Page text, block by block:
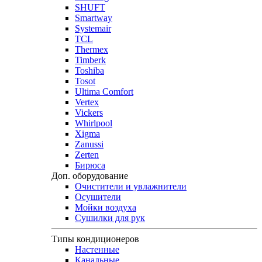
SHUFT
Smartway
Systemair
TCL
Thermex
Timberk
Toshiba
Tosot
Ultima Comfort
Vertex
Vickers
Whirlpool
Xigma
Zanussi
Zerten
Бирюса
Доп. оборудование
Очистители и увлажнители
Осушители
Мойки воздуха
Сушилки для рук
Типы кондиционеров
Настенные
Канальные